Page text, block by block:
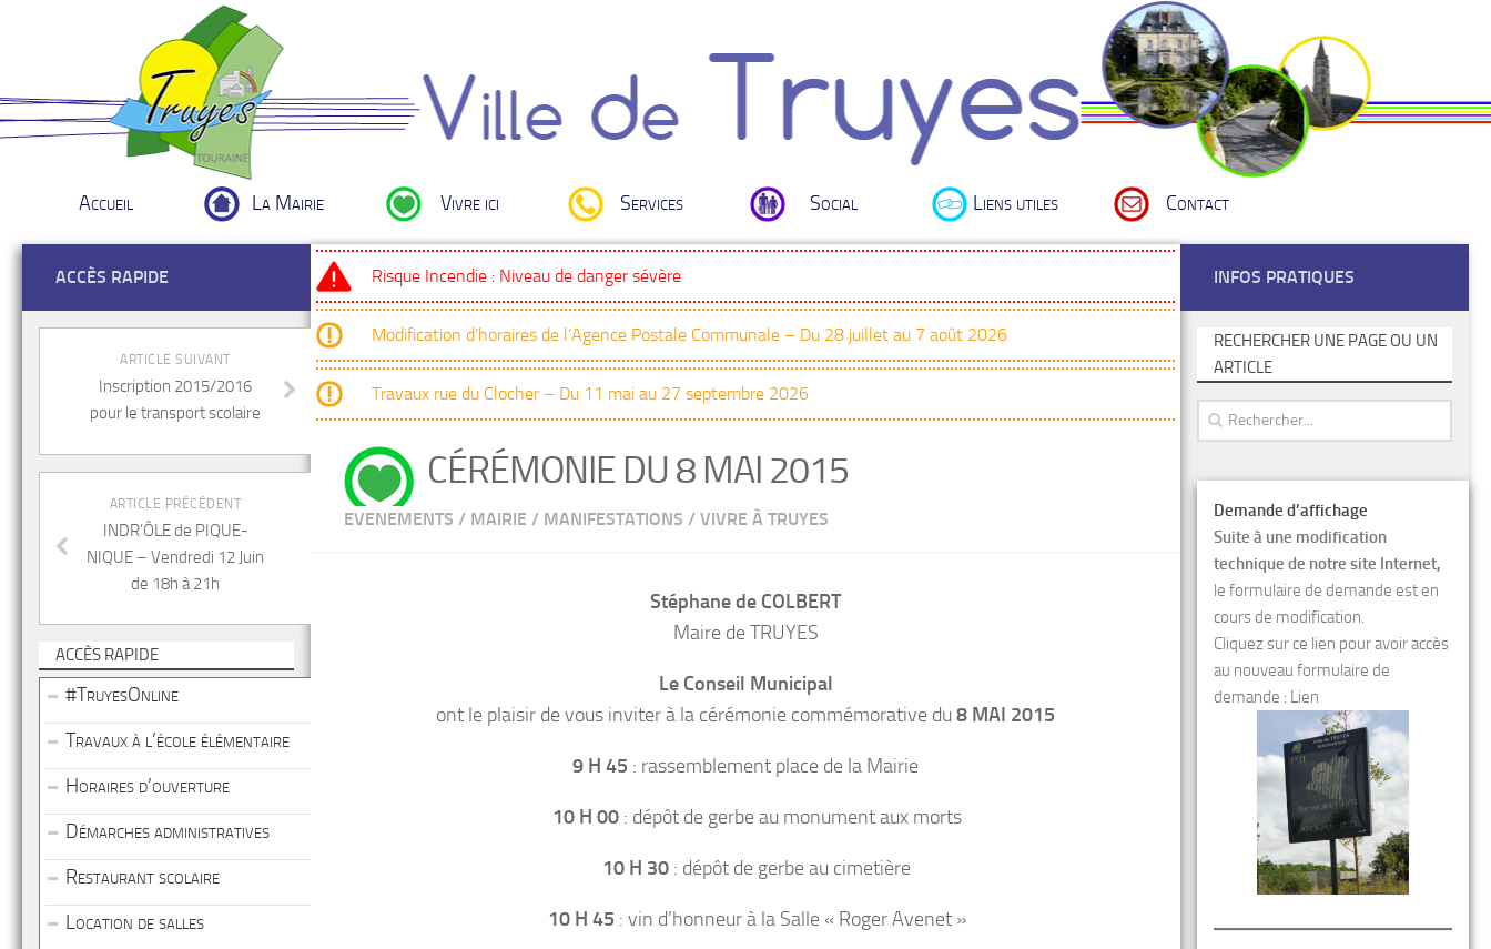
Accueil La Mairie Vivre ici Services Social Liens utiles Contact
Risque Incendie : Niveau de danger sévère
Modification d’horaires de l’Agence Postale Communale – Du 28 juillet au 7 août 2026
Travaux rue du Clocher – Du 11 mai au 27 septembre 2026
CÉRÉMONIE DU 8 MAI 2015
EVENEMENTS / MAIRIE / MANIFESTATIONS / VIVRE À TRUYES
Stéphane de COLBERT
Maire de TRUYES
Le Conseil Municipal
ont le plaisir de vous inviter à la cérémonie commémorative du 8 MAI 2015
9 H 45 : rassemblement place de la Mairie
10 H 00: dépôt de gerbe au monument aux morts
10 H 30 : dépôt de gerbe au cimetière
10 H 45 : vin d’honneur à la Salle « Roger Avenet »
ACCÈS RAPIDE
ARTICLE SUIVANT
Inscription 2015/2016
pour le transport scolaire
ARTICLE PRÉCÉDENT
INDR’ÔLE de PIQUE-
NIQUE – Vendredi 12 Juin
de 18h à 21h
ACCÈS RAPIDE
#TruyesOnline
Travaux à l’école élémentaire
Horaires d’ouverture
Démarches administratives
Restaurant scolaire
Location de salles
INFOS PRATIQUES
RECHERCHER UNE PAGE OU UN
ARTICLE
Demande d’affichage
Suite à une modification
technique de notre site Internet,
le formulaire de demande est en
cours de modification.
Cliquez sur ce lien pour avoir accès
au nouveau formulaire de
demande : Lien